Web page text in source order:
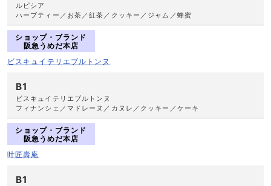
ルピシア
ハーブティー／お茶／紅茶／クッキー／ジャム／蜂蜜
ショップ・ブランド
阪急うめだ本店
ビスキュイテリエブルトンヌ
B1
ビスキュイテリエブルトンヌ
フィナンシェ／マドレーヌ／カヌレ／クッキー／ケーキ
ショップ・ブランド
阪急うめだ本店
叶匠壽庵
B1